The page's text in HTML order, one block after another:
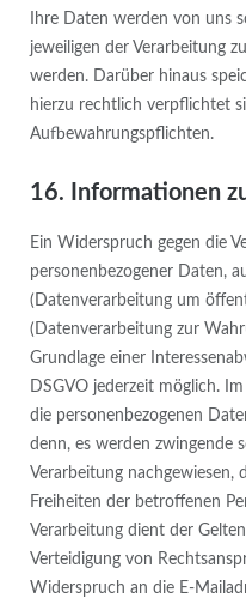
Ihre Daten werden von uns
jeweiligen der Verarbeitung
werden. Darüber hinaus
hierzu rechtlich verpflichtet
Aufbewahrungspflichten.
16. Informationen
Ein Widerspruch gegen die
personenbezogener Daten,
(Datenverarbeitung um
(Datenverarbeitung zur
Grundlage einer
DSGVO jederzeit möglich.
die personenbezogenen
denn, es werden zwingende
Verarbeitung nachgewiesen,
Freiheiten der betroffenen
Verarbeitung dient der
Verteidigung von
Widerspruch an die E-